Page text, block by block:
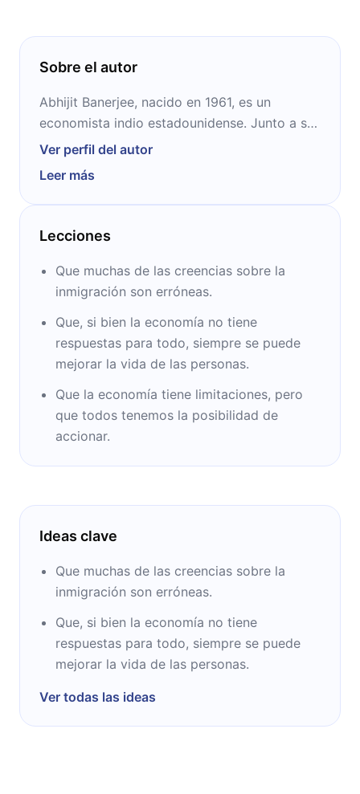
Sobre el autor
Abhijit Banerjee, nacido en 1961, es un
economista indio estadounidense. Junto a su
esposa Esther Duflo y a Michael Kremer, es
Profesor Internacional de Economía de la
Ford Foundation y cofundador de Abdul Latif
Jameel Poverty Action Lab.
Ver perfil del autor
Leer más
Lecciones
Que muchas de las creencias sobre la
inmigración son erróneas.
Que, si bien la economía no tiene
respuestas para todo, siempre se puede
mejorar la vida de las personas.
Que la economía tiene limitaciones, pero
que todos tenemos la posibilidad de
accionar.
Ideas clave
Que muchas de las creencias sobre la
inmigración son erróneas.
Que, si bien la economía no tiene
respuestas para todo, siempre se puede
mejorar la vida de las personas.
Ver todas las ideas